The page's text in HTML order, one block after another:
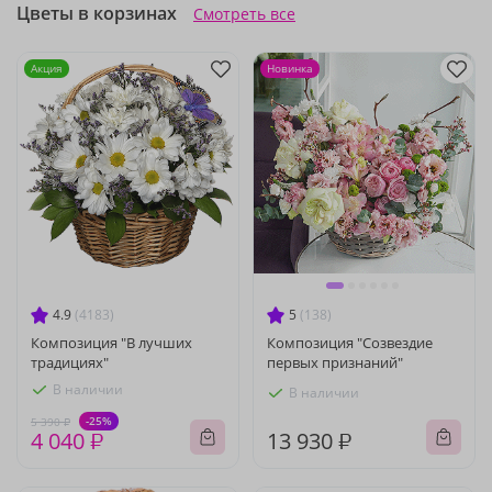
Цветы в корзинах Смотреть все
4.9 (4183)
Композиция "В лучших
традициях"
В наличии
5 390 ₽ -25%
4 040 ₽
Акция
5 (138)
Композиция "Созвездие
первых признаний"
В наличии
13 930 ₽
Новинка